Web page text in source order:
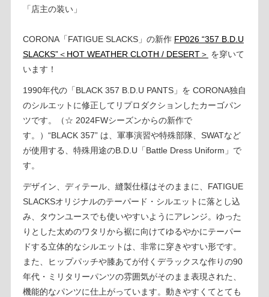
「店主の装い」
CORONA「FATIGUE SLACKS」の新作 FP026 “357 B.D.U
SLACKS”＜HOT WEATHER CLOTH / DESERT＞ を穿いて
います！
1990年代の「BLACK 357 B.D.U PANTS」を CORONA独自
のシルエットに修正してリプロダクションしたカーゴパン
ツです。（☆ 2024FWシーズンからの新作で
す。）“BLACK 357” は、軍事演習や特殊部隊、SWATなど
が使用する、特殊用途のB.D.U「Battle Dress Uniform」で
す。
デザイン、ディテール、縫製仕様はそのままに、FATIGUE
SLACKSオリジナルのテーパード・シルエットに落とし込
み、タウンユースでも使いやすいようにアレンジ。ゆった
りとした太めのワタリから裾に向けてゆるやかにテーパー
ドする立体的なシルエットは、非常に穿きやすい形です。
また、ヒップパッチや膝あてが付くデラックスな作りの90
年代・ミリタリーパンツの雰囲気がそのまま表現された、
機能的なパンツに仕上がっています。動きやすくてとても